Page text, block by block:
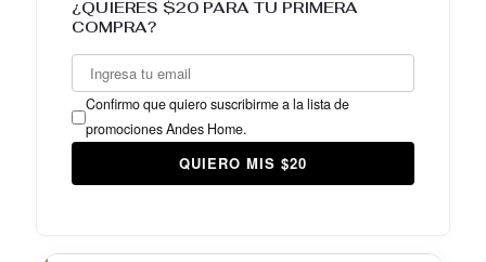
¿QUIERES $20 PARA TU PRIMERA
COMPRA?
Confirmo que quiero suscribirme a la lista de
promociones Andes Home.
QUIERO MIS $20